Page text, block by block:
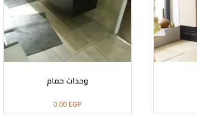
وحدات حمام
0.00 EGP